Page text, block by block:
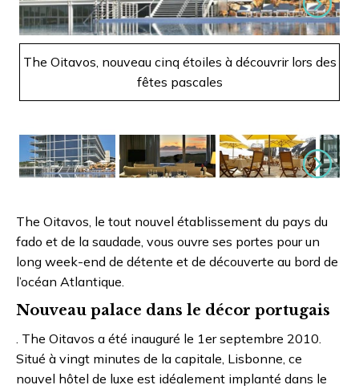
The Oitavos, nouveau cinq étoiles à découvrir lors des
fêtes pascales
Suivant
The Oitavos, le tout nouvel établissement du pays du
fado et de la saudade, vous ouvre ses portes pour un
long week-end de détente et de découverte au bord de
l’océan Atlantique.
Nouveau palace dans le décor portugais
. The Oitavos a été inauguré le 1er septembre 2010.
Situé à vingt minutes de la capitale, Lisbonne, ce
nouvel hôtel de luxe est idéalement implanté dans le